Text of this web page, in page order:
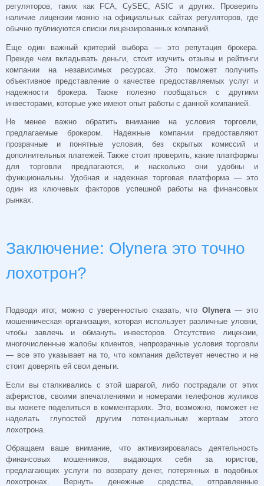
регуляторов, таких как FCA, CySEC, ASIC и других. Проверить
наличие лицензии можно на официальных сайтах регуляторов, где
обычно публикуются списки лицензированных компаний.
Еще один важный критерий выбора — это репутация брокера.
Прежде чем вкладывать деньги, стоит изучить отзывы и рейтинги
компании на независимых ресурсах. Это поможет получить
объективное представление о качестве предоставляемых услуг и
надежности брокера. Также полезно пообщаться с другими
инвесторами, которые уже имеют опыт работы с данной компанией.
Не менее важно обратить внимание на условия торговли,
предлагаемые брокером. Надежные компании предоставляют
прозрачные и понятные условия, без скрытых комиссий и
дополнительных платежей. Также стоит проверить, какие платформы
для торговли предлагаются, и насколько они удобны и
функциональны. Удобная и надежная торговая платформа — это
один из ключевых факторов успешной работы на финансовых
рынках.
Заключение: Olynera это точно
лохотрон?
Подводя итог, можно с уверенностью сказать, что Olynera— это
мошенническая организация, которая использует различные уловки,
чтобы завлечь и обмануть инвесторов. Отсутствие лицензии,
многочисленные жалобы клиентов, непрозрачные условия торговли
— все это указывает на то, что компания действует нечестно и не
стоит доверять ей свои деньги.
Если вы сталкивались с этой шарагой, либо пострадали от этих
аферистов, своими впечатлениями и номерами телефонов жуликов
вы можете поделиться в комментариях. Это, возможно, поможет не
наделать глупостей другим потенциальным жертвам этого
лохотрона.
Обращаем ваше внимание, что активизировалась деятельность
финансовых мошенников, выдающих себя за юристов,
предлагающих услуги по возврату денег, потерянных в подобных
лохотронах. Вернуть денежные средства, отправленные